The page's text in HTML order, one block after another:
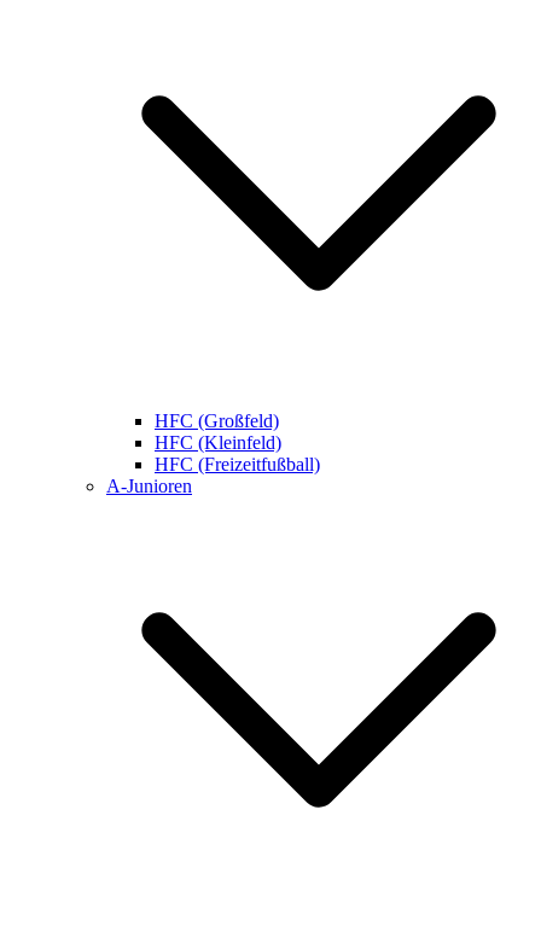
HFC (Großfeld)
HFC (Kleinfeld)
HFC (Freizeitfußball)
A-Junioren